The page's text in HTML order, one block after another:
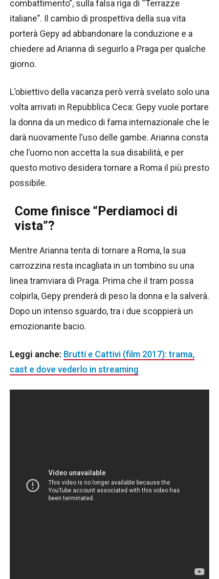
combattimento”, sulla falsa riga di “Terrazze
italiane”. Il cambio di prospettiva della sua vita
porterà Gepy ad abbandonare la conduzione e a
chiedere ad Arianna di seguirlo a Praga per qualche
giorno.
L’obiettivo della vacanza però verrà svelato solo una
volta arrivati in Repubblica Ceca: Gepy vuole portare
la donna da un medico di fama internazionale che le
darà nuovamente l’uso delle gambe. Arianna consta
che l’uomo non accetta la sua disabilità, e per
questo motivo desidera tornare a Roma il più presto
possibile.
Come finisce “Perdiamoci di
vista”?
Mentre Arianna tenta di tornare a Roma, la sua
carrozzina resta incagliata in un tombino su una
linea tramviara di Praga. Prima che il tram possa
colpirla, Gepy prenderà di peso la donna e la salverà.
Dopo un intenso sguardo, tra i due scoppierà un
emozionante bacio.
Leggi anche: Brutti e Cattivi (film 2017): trama,
cast e dove vederlo in streaming